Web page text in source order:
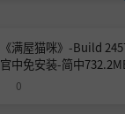
《满屋猫咪》-Build
官中免安装-简中
0